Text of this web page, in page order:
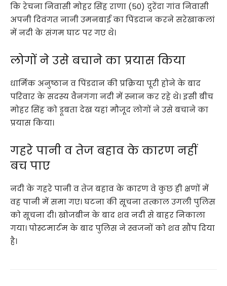
कि रेचना निवासी मोहर सिंह राणा (50) दुरेंदा गांव निवासी
अपनी दिवंगत नानी उमनबाई का पिंडदान करने सरेखाकलां
में नदी के संगम घाट पर गए थे।
लोगों ने उसे बचाने का प्रयास किया
धार्मिक अनुष्ठान व पिंडदान की प्रक्रिया पूरी होने के बाद
परिवार के सदस्य वैनगंगा नदी में स्नान कर रहे थे। इसी बीच
मोहर सिंह को डूबता देख यहां मौजूद लोगों ने उसे बचाने का
प्रयास किया।
गहरे पानी व तेज बहाव के कारण नहीं
बच पाए
नदी के गहरे पानी व तेज बहाव के कारण वे कुछ ही क्षणों में
वह पानी में समा गए। घटना की सूचना तत्काल उगली पुलिस
को सूचना दी। खोजबीन के बाद शव नदी से बाहर निकाला
गया। पोस्टमार्टम के बाद पुलिस ने स्वजनों को शव सौंप दिया
है।